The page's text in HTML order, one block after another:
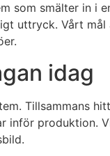
som smälter in i
uttryck. Vårt
idag
Tillsammans
produktion.